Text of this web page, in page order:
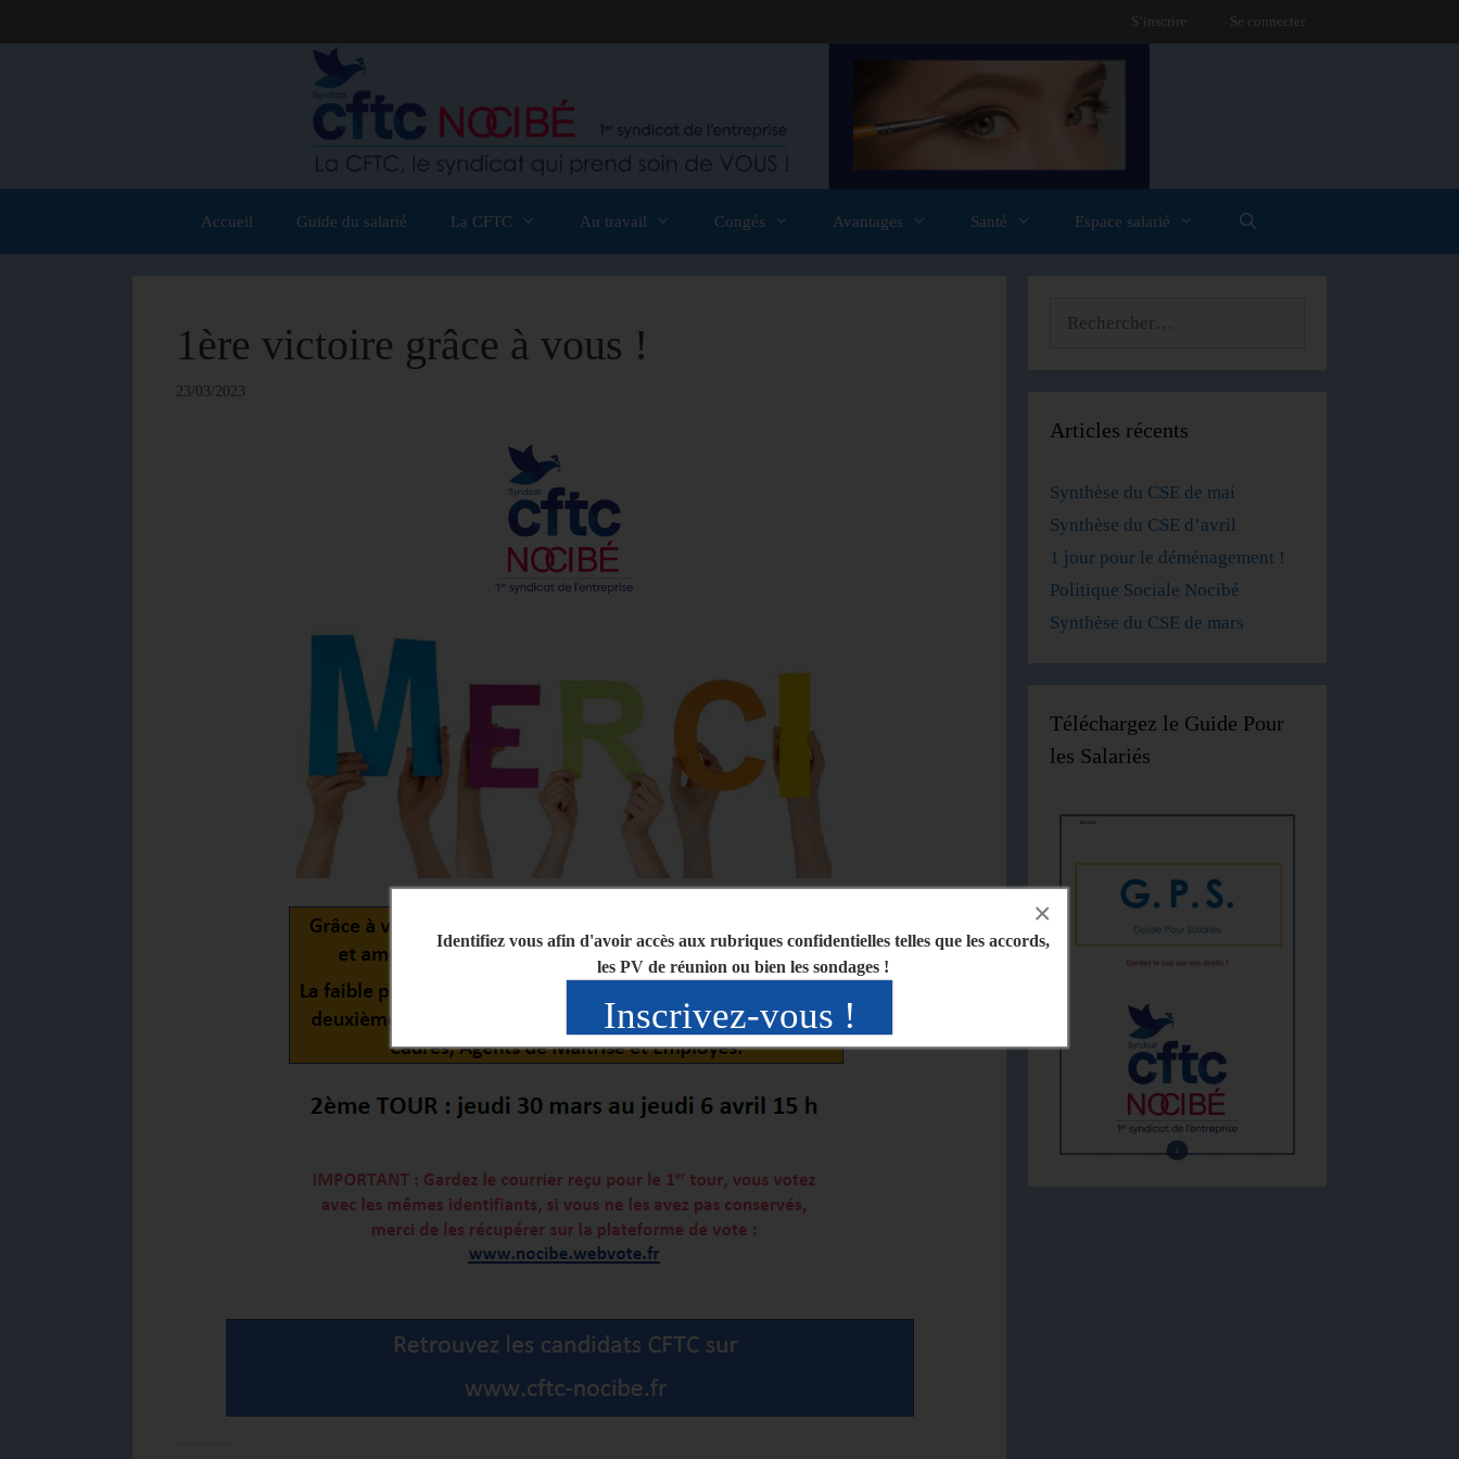
Identifiez vous afin d'avoir accès aux rubriques confidentielles telles que les accords,
les PV de réunion ou bien les sondages !
Inscrivez-vous !
×
S’inscrire Se connecter
Accueil Guide du salarié La CFTC Au travail Congés Avantages Santé Espace salarié
1ère victoire grâce à vous !
23/03/2023
Articles récents
Synthèse du CSE de mai
Synthèse du CSE d’avril
1 jour pour le déménagement !
Politique Sociale Nocibé
Synthèse du CSE de mars
Téléchargez le Guide Pour
les Salariés